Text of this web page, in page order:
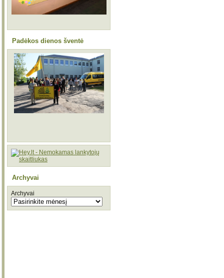
Padėkos dienos šventė
Archyvai
Archyvai